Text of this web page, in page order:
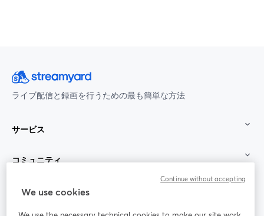
ライブ配信と録画を行うための最も簡単な方法
サービス
コミュニティ
StreamYard：
We use cookies
Continue without accepting